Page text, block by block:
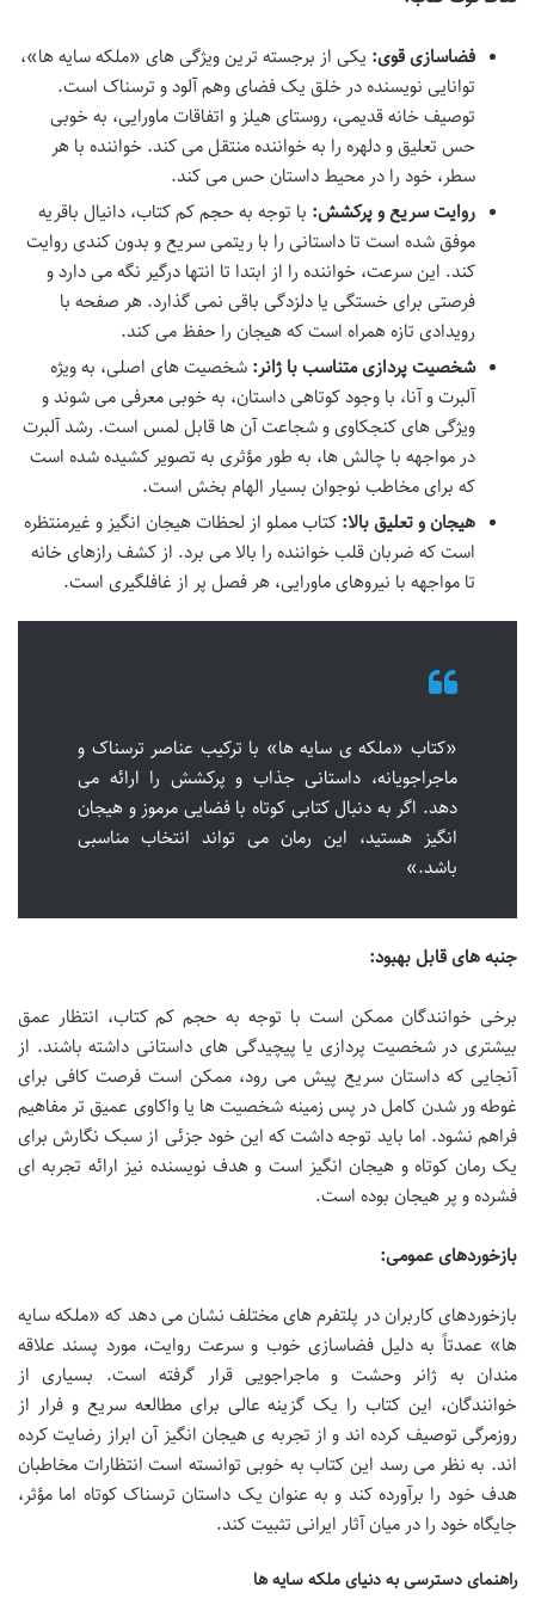
فضاسازی قوی: یکی از برجسته ترین ویژگی های «ملکه سایه ها»،
توانایی نویسنده در خلق یک فضای وهم آلود و ترسناک است.
توصیف خانه قدیمی، روستای هیلز و اتفاقات ماورایی، به خوبی
حس تعلیق و دلهره را به خواننده منتقل می کند. خواننده با هر
سطر، خود را در محیط داستان حس می کند.
روایت سریع و پرکشش: با توجه به حجم کم کتاب، دانیال باقریه
موفق شده است تا داستانی را با ریتمی سریع و بدون کندی روایت
کند. این سرعت، خواننده را از ابتدا تا انتها درگیر نگه می دارد و
فرصتی برای خستگی یا دلزدگی باقی نمی گذارد. هر صفحه با
رویدادی تازه همراه است که هیجان را حفظ می کند.
شخصیت پردازی متناسب با ژانر: شخصیت های اصلی، به ویژه
آلبرت و آنا، با وجود کوتاهی داستان، به خوبی معرفی می شوند و
ویژگی های کنجکاوی و شجاعت آن ها قابل لمس است. رشد آلبرت
در مواجهه با چالش ها، به طور مؤثری به تصویر کشیده شده است
که برای مخاطب نوجوان بسیار الهام بخش است.
هیجان و تعلیق بالا: کتاب مملو از لحظات هیجان انگیز و غیرمنتظره
است که ضربان قلب خواننده را بالا می برد. از کشف رازهای خانه
تا مواجهه با نیروهای ماورایی، هر فصل پر از غافلگیری است.
«کتاب «ملکه ی سایه ها» با ترکیب عناصر ترسناک و
ماجراجویانه، داستانی جذاب و پرکشش را ارائه می
دهد. اگر به دنبال کتابی کوتاه با فضایی مرموز و هیجان
انگیز هستید، این رمان می تواند انتخاب مناسبی
باشد.»
جنبه های قابل بهبود:
برخی خوانندگان ممکن است با توجه به حجم کم کتاب، انتظار عمق
بیشتری در شخصیت پردازی یا پیچیدگی های داستانی داشته باشند. از
آنجایی که داستان سریع پیش می رود، ممکن است فرصت کافی برای
غوطه ور شدن کامل در پس زمینه شخصیت ها یا واکاوی عمیق تر مفاهیم
فراهم نشود. اما باید توجه داشت که این خود جزئی از سبک نگارش برای
یک رمان کوتاه و هیجان انگیز است و هدف نویسنده نیز ارائه تجربه ای
فشرده و پر هیجان بوده است.
بازخوردهای عمومی:
بازخوردهای کاربران در پلتفرم های مختلف نشان می دهد که «ملکه سایه
ها» عمدتاً به دلیل فضاسازی خوب و سرعت روایت، مورد پسند علاقه
مندان به ژانر وحشت و ماجراجویی قرار گرفته است. بسیاری از
خوانندگان، این کتاب را یک گزینه عالی برای مطالعه سریع و فرار از
روزمرگی توصیف کرده اند و از تجربه ی هیجان انگیز آن ابراز رضایت کرده
اند. به نظر می رسد این کتاب به خوبی توانسته است انتظارات مخاطبان
هدف خود را برآورده کند و به عنوان یک داستان ترسناک کوتاه اما مؤثر،
جایگاه خود را در میان آثار ایرانی تثبیت کند.
راهنمای دسترسی به دنیای ملکه سایه ها